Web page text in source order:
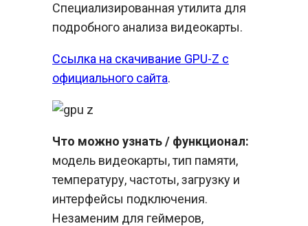
Специализированная утилита для
подробного анализа видеокарты.
Ссылка на скачивание GPU-Z с
официального сайта.
Что можно узнать / функционал:
модель видеокарты, тип памяти,
температуру, частоты, загрузку и
интерфейсы подключения.
Незаменим для геймеров,